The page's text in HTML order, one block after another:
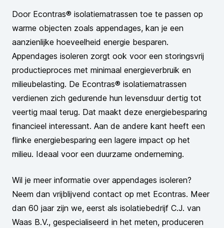
Door Econtras® isolatiematrassen toe te passen op
warme objecten zoals appendages, kan je een
aanzienlijke hoeveelheid energie besparen.
Appendages isoleren zorgt ook voor een storingsvrij
productieproces met minimaal energieverbruik en
milieubelasting. De Econtras® isolatiematrassen
verdienen zich gedurende hun levensduur dertig tot
veertig maal terug. Dat maakt deze energiebesparing
financieel interessant. Aan de andere kant heeft een
flinke energiebesparing een lagere impact op het
milieu. Ideaal voor een duurzame onderneming.
Wil je meer informatie over appendages isoleren?
Neem dan vrijblijvend contact op met Econtras. Meer
dan 60 jaar zijn we, eerst als isolatiebedrijf C.J. van
Waas B.V., gespecialiseerd in het meten, produceren